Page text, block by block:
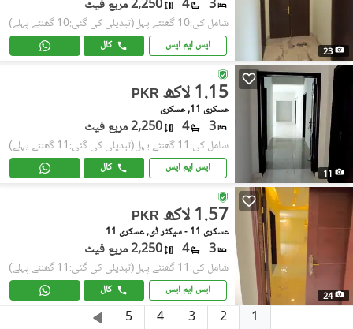
23
3
4 2,250 مربع فیٹ
شامل کی:10 گھنٹے پہل (تبدیلی کی گئی:10 گھنٹے پہلے)
ایس ایم ایس کال
11
PKR 1.15 لاکھ
عسکری 11, عسکری
3
4 2,250 مربع فیٹ
شامل کی:11 گھنٹے پہل (تبدیلی کی گئی:11 گھنٹے پہلے)
ایس ایم ایس کال
24
PKR 1.57 لاکھ
عسکری 11 - سیکٹر ڈی, عسکری 11
3
4 2,250 مربع فیٹ
شامل کی:11 گھنٹے پہل (تبدیلی کی گئی:11 گھنٹے پہلے)
ایس ایم ایس کال
1
2
3
4
5